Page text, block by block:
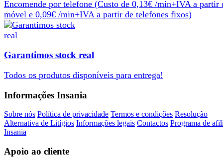
Encomende por telefone (Custo de 0,13€ /min+IVA a partir
móvel e 0,09€ /min+IVA a partir de telefones fixos)
Garantimos stock real
Todos os produtos disponíveis para entrega!
Informações Insania
Sobre nós Política de privacidade Termos e condições Resolução
Alternativa de Litígios Informações legais Contactos Programa de
Insania
Apoio ao cliente